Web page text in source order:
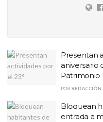
Presentan
aniversario
Patrimonio
POR REDACCIÓN
Bloquean
entrada a